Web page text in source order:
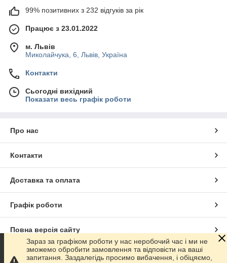
99% позитивних з 232 відгуків за рік
Працює з 23.01.2022
м. Львів
Миколайчука, 6, Львів, Україна
Контакти
Сьогодні вихідний
Показати весь графік роботи
Про нас
Контакти
Доставка та оплата
Графік роботи
Повна версія сайту
Сайт створено на маркетплейсіProm.ua
Зараз за графіком роботи у нас неробочий час і ми не
зможемо обробити замовлення та відповісти на ваші
запитання. Заздалегідь просимо вибачення, і обіцяємо,